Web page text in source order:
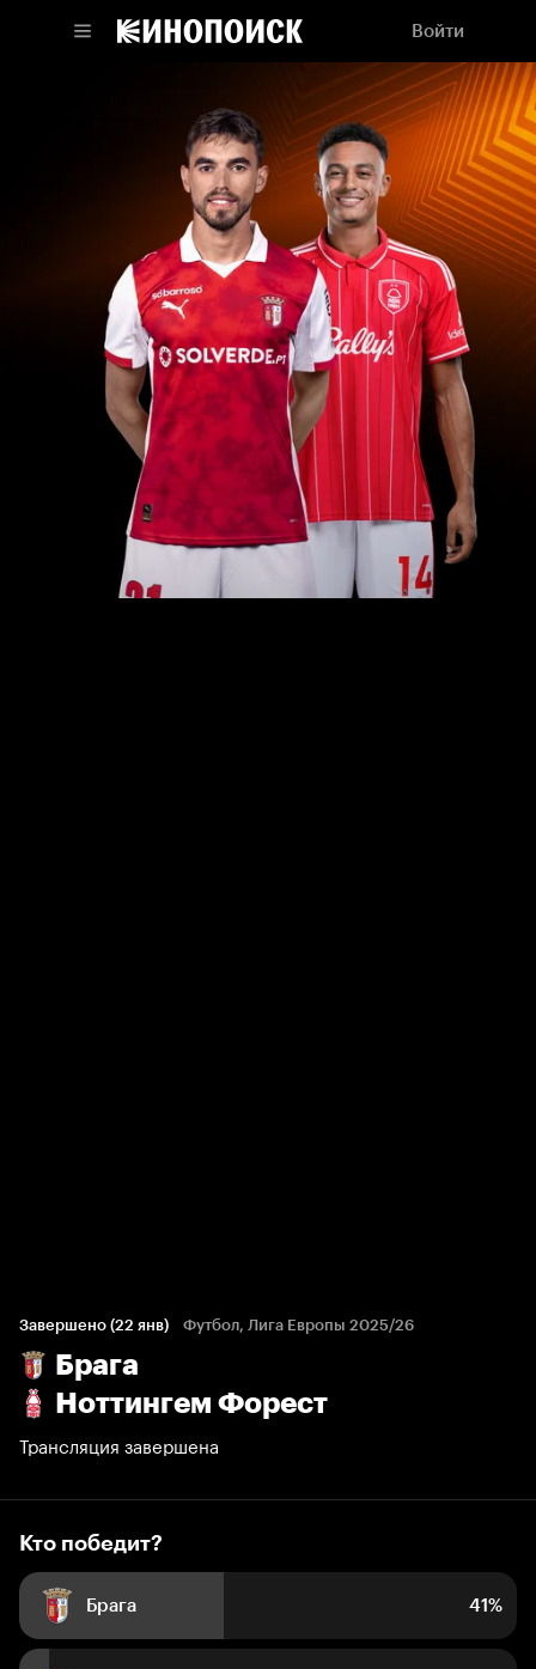
Войти
Завершено (22 янв) Футбол, Лига Европы 2025/26
Брага
Ноттингем Форест
Трансляция завершена
41%
Кто победит?
Брага 41%